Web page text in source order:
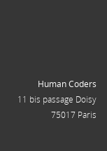
Human Coders
11 bis passage Doisy
75017 Paris